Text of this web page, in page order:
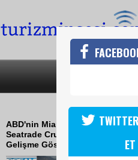
GLOBAL LİMAN
ABD'nin Miami şehrinde,
Seatrade Cruise Shipping
Gelişme Gösteren Terminal
ET